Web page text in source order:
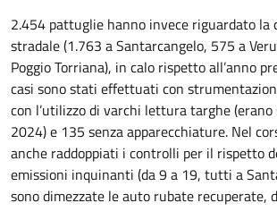
2.454 pattuglie hanno invece riguardato la
stradale (1.763 a Santarcangelo, 575 a
Poggio Torriana), in calo rispetto all’anno
casi sono stati effettuati con
con l’utilizzo di varchi lettura targhe
2024) e 135 senza apparecchiature. Nel
anche raddoppiati i controlli per il rispetto
emissioni inquinanti (da 9 a 19, tutti a
sono dimezzate le auto rubate recuperate,